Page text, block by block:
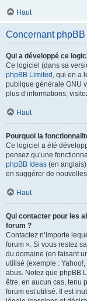
Haut
Concernant phpBB
Qui a développé ce
Ce logiciel (dans sa
phpBB Limited , qui en a
publique générale GNU
plus d’informations,
Haut
Pourquoi la
Ce logiciel a été
pensez qu’une
phpBB Ideas (en
en suggérer de
Haut
Qui contacter pour les
forum ?
Contactez n’importe
forum ». Si vous restez
du domaine (en faisant
utilisé (exemple :
abus. Notez que phpBB
être, en aucun cas, tenu
forum est utilisé. Il est